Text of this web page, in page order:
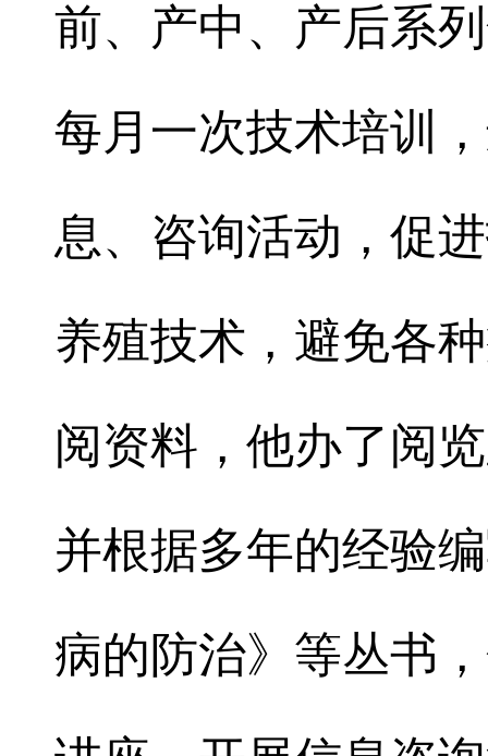
前、产中、产后系
每月一次技术培训
息、咨询活动，促
养殖技术，避免各
阅资料，他办了阅
并根据多年的经验
病的防治》等丛书